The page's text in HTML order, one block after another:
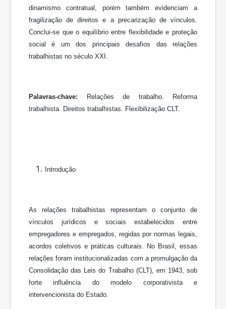
dinamismo contratual, porém também evidenciam a
fragilização de direitos e a precarização de vínculos.
Conclui-se que o equilíbrio entre flexibilidade e proteção
social é um dos principais desafios das relações
trabalhistas no século XXI.
Palavras-chave: Relações de trabalho. Reforma
trabalhista. Direitos trabalhistas. Flexibilização CLT.
Introdução
As relações trabalhistas representam o conjunto de
vínculos jurídicos e sociais estabelecidos entre
empregadores e empregados, regidas por normas legais,
acordos coletivos e práticas culturais. No Brasil, essas
relações foram institucionalizadas com a promulgação da
Consolidação das Leis do Trabalho (CLT), em 1943, sob
forte influência do modelo corporativista e
intervencionista do Estado.